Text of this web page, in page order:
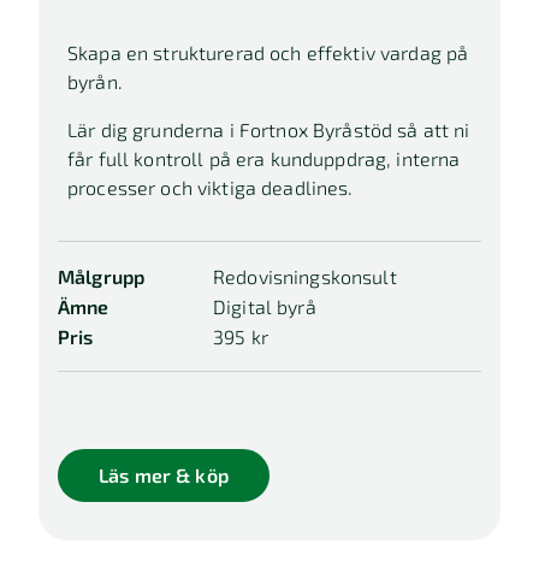
Skapa en strukturerad och effektiv vardag på
byrån.
Lär dig grunderna i Fortnox Byråstöd så att ni
får full kontroll på era kunduppdrag, interna
processer och viktiga deadlines.
Målgrupp
Redovisningskonsult
Ämne
Digital byrå
Pris
395 kr
Läs mer & köp